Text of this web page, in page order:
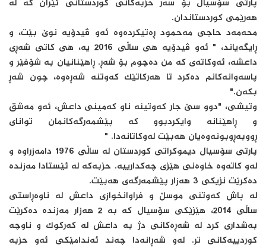
پارتی سۆسیال بۆ سەر حزبەکانی کوردستانی ئێران کە لە
هەرێمی کوردستاندان.
محه‌مه‌د حاجی مه‌حمود ڕەتیکردەوە ئەو ڤیدۆیە نوێ بێت، و
ڕایگەیاند، " ئەو ڤیدۆیە هی ساڵی 2016 یە، هی کاتی شەڕی
داعشە، ئەوکاتەی کە من دەچوم بۆ شەڕ. ڕاهێنانیان بە شۆفێر و
پاسەوانەکانم دەکرد تا هەرکاتێک کەوتنە شەڕەوە، چون شەڕ
بکەن."
وتیشی، "دوو سێ جار کەوتینە ناو کەمینی داعش، ئەو مەشق
و ڕاهێنانە وایکردبوو کە پێشمەرگەکانمان توانای
ڕووبەڕوبونەوەیان هەبێت لەوکاتانەدا. "
پارتی سۆسیال دیموکراتی کوردستان لە ساڵی 1976 دامەزراوە و
لەو کاتەوە خاوەنی هێزی چەکدارییە. حزبەکە لە ئێستادا مەزندە
دەکرێت نزیکی 3 هەزار پێشمەرگەی هەبێت.
لە پاش کەوتنی موسڵ و فراوانخوازی داعش لە ناوەڕاستی
ساڵی 2014، هێزێکی سۆسیال کە بە 2 هەزار مەزندە دەکرێت
بەشداری کرد لە شەڕەکانی دژ بە داعش لە کەرکوک و ناوچە
کوردییەکانی تر. لەو شەڕانەدا چەند ئەندامێکی ئەو حزبە